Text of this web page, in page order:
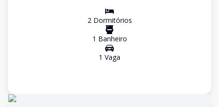
2Dormitórios
1 Banheiro
1 Vaga